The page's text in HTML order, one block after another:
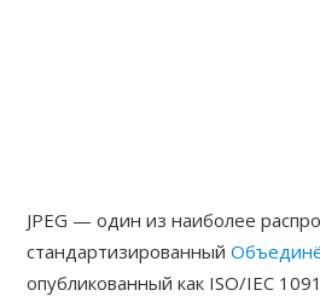
JPEG — один из наиболее
стандартизированный
опубликованный как ISO/IEC